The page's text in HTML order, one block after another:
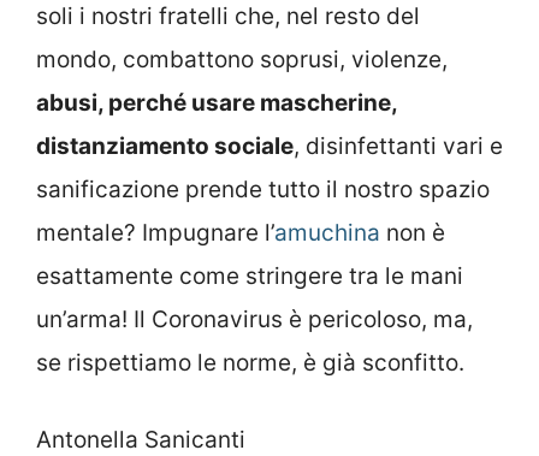
soli i nostri fratelli che, nel resto del
mondo, combattono soprusi, violenze,
abusi, perché usare mascherine,
distanziamento sociale, disinfettanti vari e
sanificazione prende tutto il nostro spazio
mentale? Impugnare l’amuchina non è
esattamente come stringere tra le mani
un’arma! Il Coronavirus è pericoloso, ma,
se rispettiamo le norme, è già sconfitto.
Antonella Sanicanti